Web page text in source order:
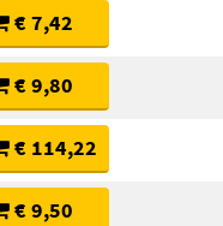
€ 7,42
€ 9,80
€ 114,22
€ 9,50